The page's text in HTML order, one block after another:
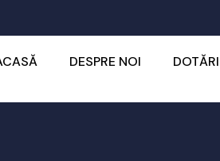
DESPRE NOI DOTĂRI